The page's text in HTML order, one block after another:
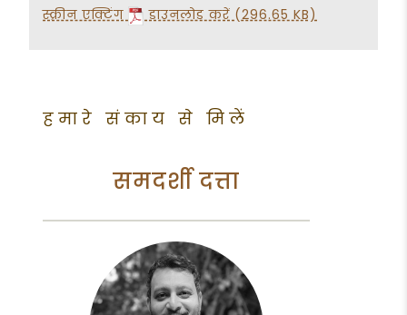
स्क्रीन एक्टिंग
डाउनलोड करें (296.65 KB)
हमारे संकाय से मिलें
समदर्शी दत्ता